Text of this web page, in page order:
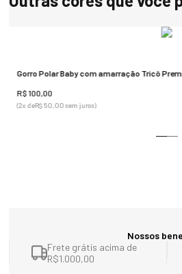
Gorro Polar Baby com amarração Tricô
R$100 00
(2x deR$50 00sem juros)
Nossos
Frete grátis acima de
R$1.000,00